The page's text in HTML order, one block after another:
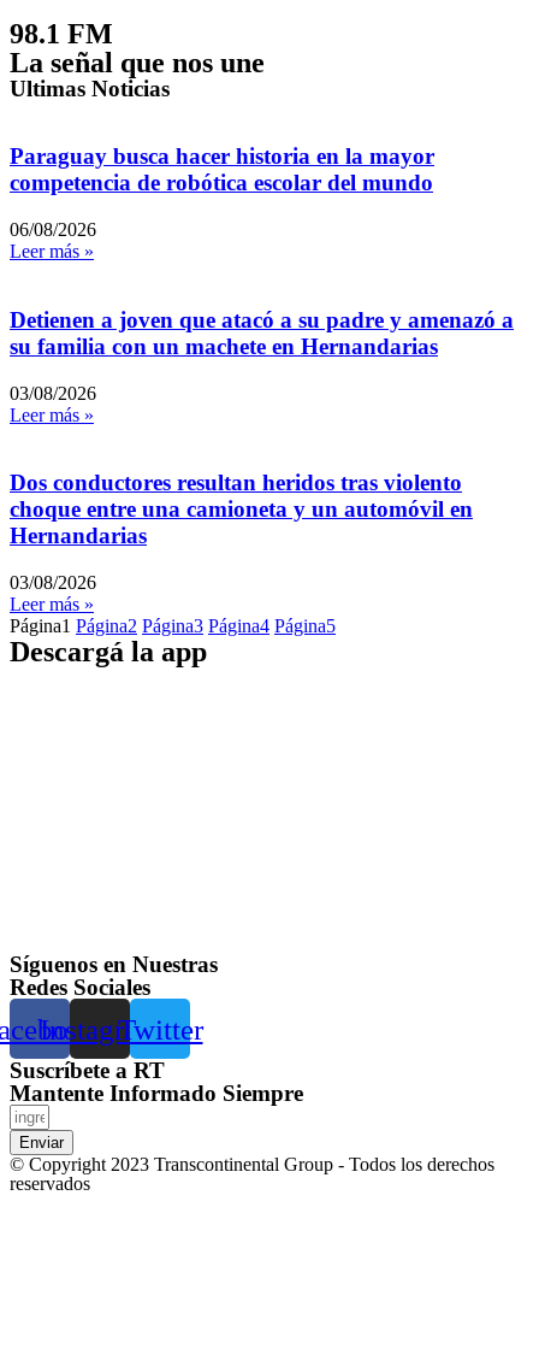
98.1 FM
La señal que nos une
Ultimas Noticias
Paraguay busca hacer historia en la mayor
competencia de robótica escolar del mundo
06/08/2026
Leer más »
Detienen a joven que atacó a su padre y amenazó a
su familia con un machete en Hernandarias
03/08/2026
Leer más »
Dos conductores resultan heridos tras violento
choque entre una camioneta y un automóvil en
Hernandarias
03/08/2026
Leer más »
Página1 Página2 Página3 Página4 Página5
Descargá la app
Síguenos en Nuestras
Redes Sociales
InstagramTwitter
Suscríbete a RT
Mantente Informado Siempre
Enviar
© Copyright 2023 Transcontinental Group - Todos los derechos
reservados